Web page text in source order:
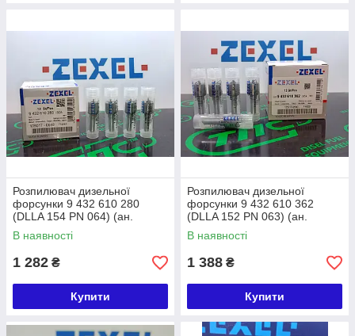
Розпилювач дизельної
форсунки 9 432 610 280
(DLLA 154 PN 064) (ан.
105017-0640) ZEXEL ISUZU
В наявності
1 282 ₴
Купити
Розпилювач дизельної
форсунки 9 432 610 362
(DLLA 152 PN 063) (ан.
105017-0630) ZEXEL
Komatsu 4D95 6D95
В наявності
1 388 ₴
Купити